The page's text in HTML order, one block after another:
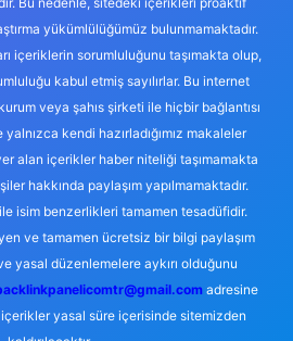
yükümlülüğümüz bulunmamaktadır.
içeriklerin sorumluluğunu taşımakta olup,
kabul etmiş sayılırlar. Bu internet
veya şahıs şirketi ile hiçbir bağlantısı
kendi hazırladığımız makaleler
alan içerikler haber niteliği taşımamakta
hakkında paylaşım yapılmamaktadır.
isim benzerlikleri tamamen tesadüfidir.
ve tamamen ücretsiz bir bilgi paylaşım
yasal düzenlemelere aykırı olduğunu
adresine
yasal süre içerisinde sitemizden